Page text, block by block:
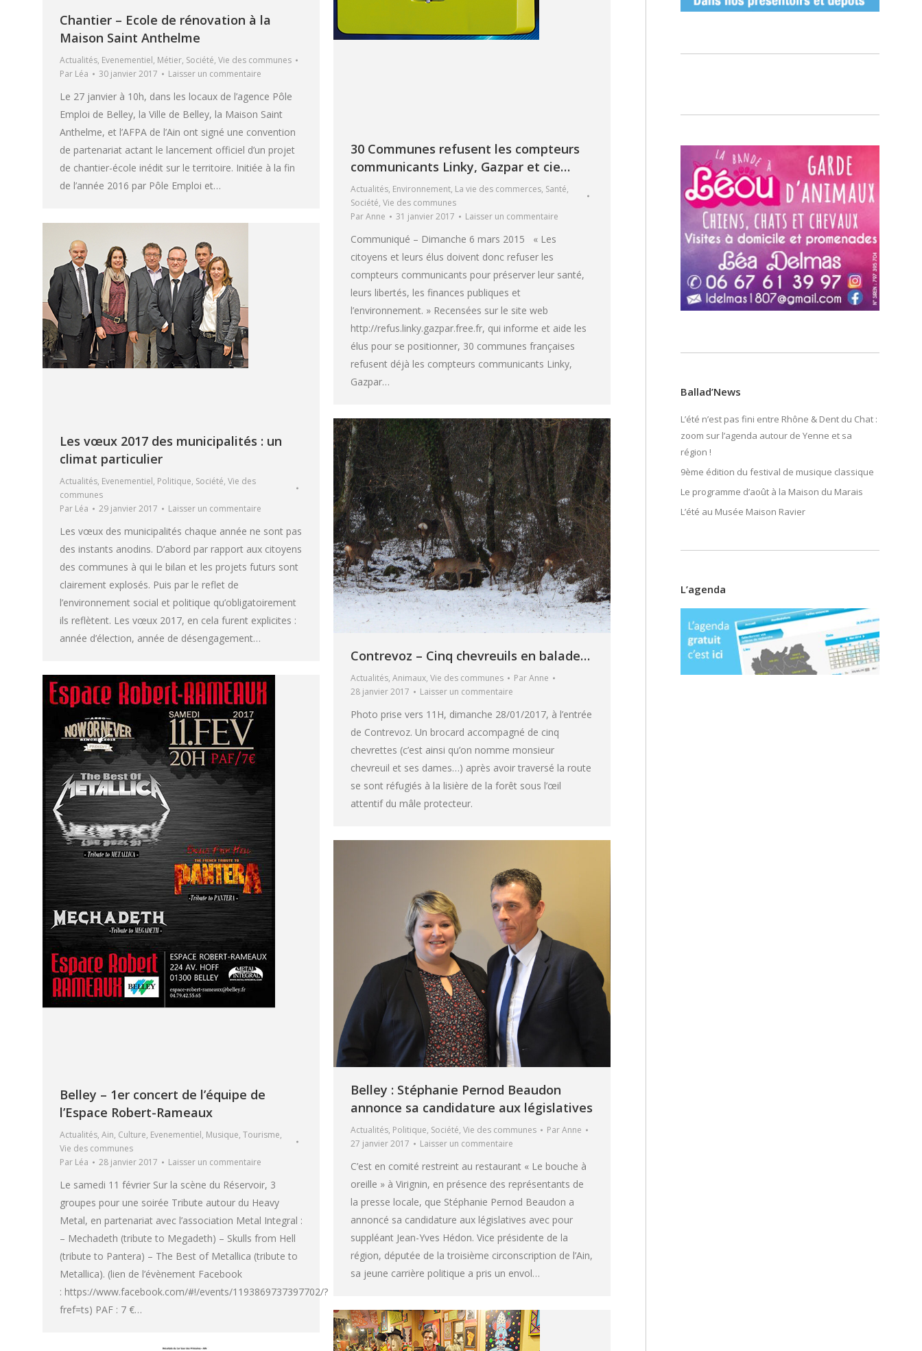
30 Communes refusent les compteurs
communicants Linky, Gazpar et cie…
Actualités, Environnement, La vie des commerces, Santé,
Société, Vie des communes
ParAnne 31 janvier 2017 Laisser un commentaire
Communiqué – Dimanche 6 mars 2015 « Les
citoyens et leurs élus doivent donc refuser les
compteurs communicants pour préserver leur santé,
leurs libertés, les finances publiques et
l’environnement. » Recensées sur le site web
http://refus.linky.gazpar.free.fr, qui informe et aide les
élus pour se positionner, 30 communes françaises
refusent déjà les compteurs communicants Linky,
Gazpar…
Chantier – Ecole de rénovation à la
Maison Saint Anthelme
Actualités, Evenementiel, Métier, Société, Vie des communes
Par Léa 30 janvier 2017 Laisser un commentaire
Le 27 janvier à 10h, dans les locaux de l’agence Pôle
Emploi de Belley, la Ville de Belley, la Maison Saint
Anthelme, et l’AFPA de l’Ain ont signé une convention
de partenariat actant le lancement officiel d’un projet
de chantier-école inédit sur le territoire. Initiée à la fin
de l’année 2016 par Pôle Emploi et…
Les vœux 2017 des municipalités : un
climat particulier
Actualités, Evenementiel, Politique, Société, Vie des
communes
Par Léa 29 janvier 2017 Laisser un commentaire
Les vœux des municipalités chaque année ne sont pas
des instants anodins. D’abord par rapport aux citoyens
des communes à qui le bilan et les projets futurs sont
clairement explosés. Puis par le reflet de
l’environnement social et politique qu’obligatoirement
ils reflètent. Les vœux 2017, en cela furent explicites :
année d’élection, année de désengagement…
Contrevoz – Cinq chevreuils en balade…
Actualités, Animaux, Vie des communes ParAnne
28 janvier 2017
Laisser un commentaire
Photo prise vers 11H, dimanche 28/01/2017, à l’entrée
de Contrevoz. Un brocard accompagné de cinq
chevrettes (c’est ainsi qu’on nomme monsieur
chevreuil et ses dames…) après avoir traversé la route
se sont réfugiés à la lisière de la forêt sous l’œil
attentif du mâle protecteur.
Belley – 1er concert de l’équipe de
l’Espace Robert-Rameaux
Actualités, Ain, Culture, Evenementiel, Musique, Tourisme,
Vie des communes
Par Léa 28 janvier 2017 Laisser un commentaire
Le samedi 11 février Sur la scène du Réservoir, 3
groupes pour une soirée Tribute autour du Heavy
Metal, en partenariat avec l’association Metal Integral :
– Mechadeth (tribute to Megadeth) – Skulls from Hell
(tribute to Pantera) – The Best of Metallica (tribute to
Metallica). (lien de l’évènement Facebook
: https://www.facebook.com/#!/events/1193869737397702/?
fref=ts) PAF : 7 €…
Belley : Stéphanie Pernod Beaudon
annonce sa candidature aux législatives
Actualités, Politique, Société, Vie des communes ParAnne
27 janvier 2017
Laisser un commentaire
C’est en comité restreint au restaurant « Le bouche à
oreille » à Virignin, en présence des représentants de
la presse locale, que Stéphanie Pernod Beaudon a
annoncé sa candidature aux législatives avec pour
suppléant Jean-Yves Hédon. Vice présidente de la
région, députée de la troisième circonscription de l’Ain,
sa jeune carrière politique a pris un envol…
Ballad’News
L’été n’est pas fini entre Rhône & Dent du Chat :
zoom sur l’agenda autour de Yenne et sa
région !
9ème édition du festival de musique classique
Le programme d’août à la Maison du Marais
L’été au Musée Maison Ravier
L’agenda